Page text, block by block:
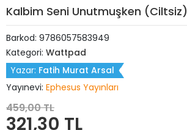
Kalbim Seni Unutmuşken (Ciltsiz)
Barkod: 9786057583949
Kategori: Wattpad
Yazar: Fatih Murat Arsal
Yayınevi: Ephesus Yayınları
459,00 TL
321,30 TL